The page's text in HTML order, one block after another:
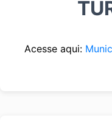
Acesse aqui: